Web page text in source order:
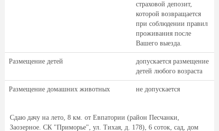
страховой депозит,
которой возвращается
при соблюдении правил
проживания после
Вашего выезда.
Размещение детей
допускается размещение
детей любого возраста
Размещение домашних животных не допускается
Сдаю дачу на лето, 8 км. от Евпатории (район Песчанки,
Заозерное. СК "Приморье", ул. Тихая, д. 178), 6 соток, сад, дом